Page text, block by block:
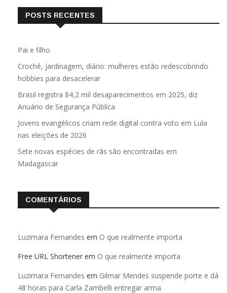
POSTS RECENTES
Pai e filho
Crochê, jardinagem, diário: mulheres estão redescobrindo
hobbies para desacelerar
Brasil registra 84,2 mil desaparecimentos em 2025, diz
Anuário de Segurança Pública
Jovens evangélicos criam rede digital contra voto em Lula
nas eleições de 2026
Sete novas espécies de rãs são encontradas em
Madagascar
COMENTÁRIOS
Luzimara Fernandes em O que realmente importa
Free URL Shortener em O que realmente importa
Luzimara Fernandes em Gilmar Mendes suspende porte e dá
48 horas para Carla Zambelli entregar arma